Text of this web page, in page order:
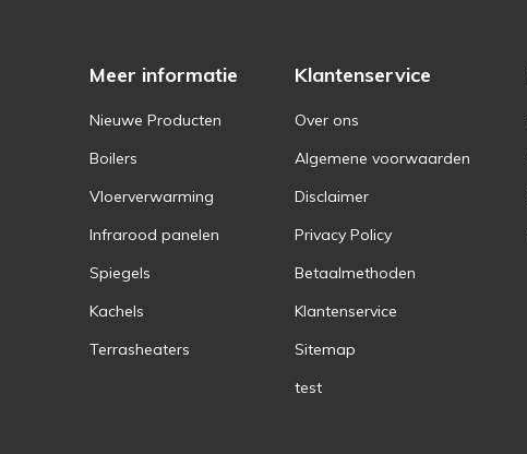
Meer informatie
Nieuwe Producten
Boilers
Vloerverwarming
Infrarood panelen
Spiegels
Kachels
Terrasheaters
Klantenservice
Over ons
Algemene voorwaarden
Disclaimer
Privacy Policy
Betaalmethoden
Klantenservice
Sitemap
test